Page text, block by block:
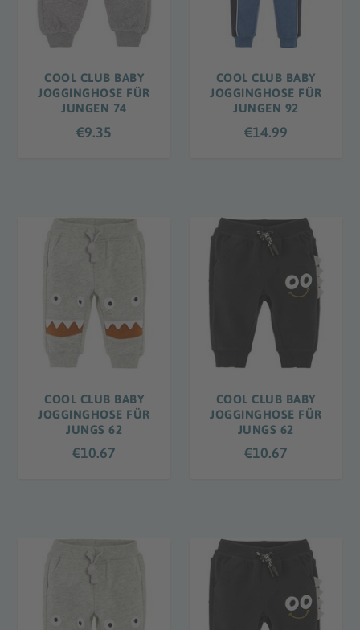
COOL CLUB BABY
JOGGINGHOSE FÜR
JUNGEN 74
€9.35
COOL CLUB BABY
JOGGINGHOSE FÜR
JUNGEN 92
€14.99
COOL CLUB BABY
JOGGINGHOSE FÜR
JUNGS 62
€10.67
COOL CLUB BABY
JOGGINGHOSE FÜR
JUNGS 62
€10.67